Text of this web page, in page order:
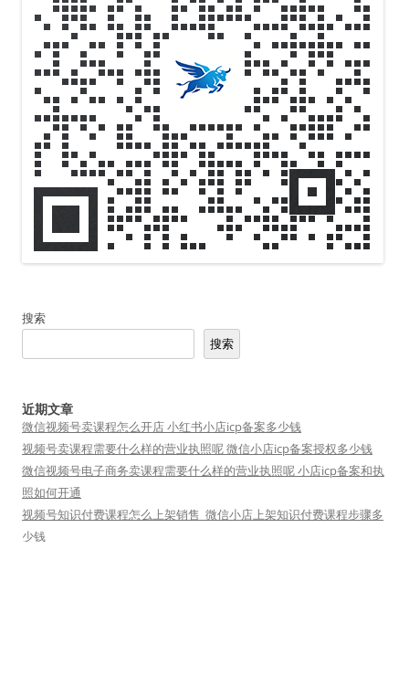
搜索
搜索
近期文章
微信视频号卖课程怎么开店 小红书小店icp备案多少钱
视频号卖课程需要什么样的营业执照呢 微信小店icp备案授权多少钱
微信视频号电子商务卖课程需要什么样的营业执照呢 小店icp备案和执
照如何开通
视频号知识付费课程怎么上架销售_微信小店上架知识付费课程步骤多
少钱